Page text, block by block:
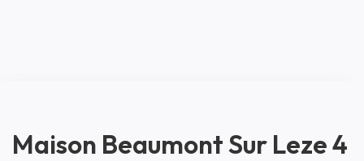
Maison Beaumont Sur Leze 4